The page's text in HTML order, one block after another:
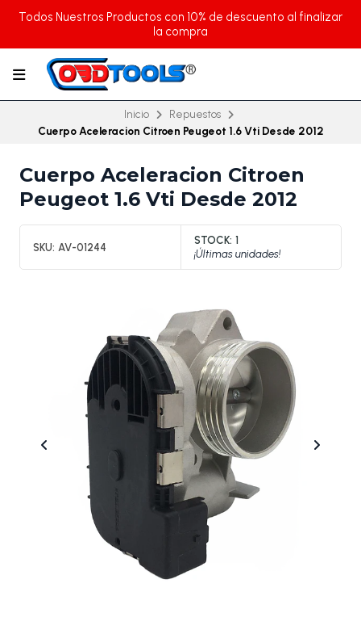
Todos Nuestros Productos con 10% de descuento al finalizar
la compra
Inicio
Repuestos
Cuerpo Aceleracion Citroen Peugeot 1.6 Vti Desde 2012
Cuerpo Aceleracion Citroen
Peugeot 1.6 Vti Desde 2012
SKU: AV-01244
STOCK: 1
¡Últimas unidades!